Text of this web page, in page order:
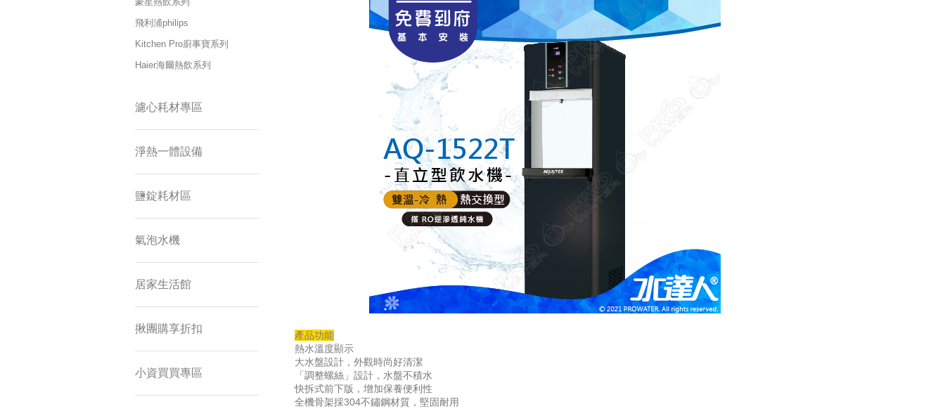
飛利浦philips
Kitchen Pro廚事寶系列
Haier海爾熱飲系列
濾心耗材專區
淨熱一體設備
鹽錠耗材區
氣泡水機
居家生活館
揪團購享折扣
小資買買專區
產品功能
熱水溫度顯示
大水盤設計，外觀時尚好清潔
「調整螺絲」設計，水盤不積水
快拆式前下版，增加保養便利性
全機骨架採304不鏽鋼材質，堅固耐用